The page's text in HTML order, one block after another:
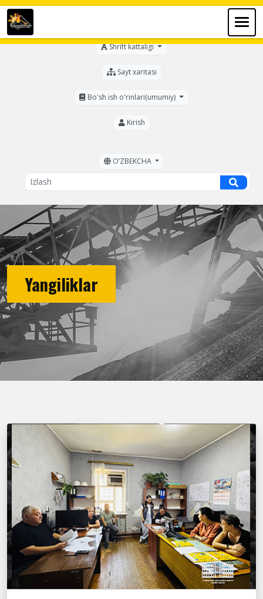
Shrift kattaligi
Sayt xaritasi
Bo'sh ish o'rinlari(umumiy)
Kirish
OʼZBEKCHA
Yangiliklar